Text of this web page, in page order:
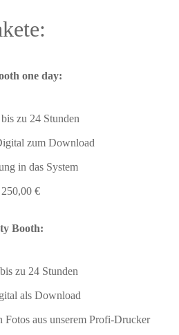
one day:
zu 24 Stunden
zum Download
in das System
250,00 €
Booth:
zu 24 Stunden
als Download
aus unserem Profi-Drucker